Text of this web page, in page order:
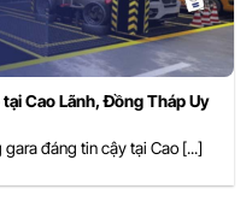
Cao Lãnh, Đồng Tháp Uy
gara đáng tin cậy tại Cao [...]